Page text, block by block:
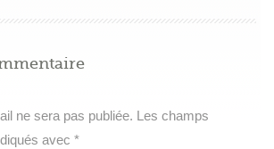
ne sera pas publiée. Les champs
avec *